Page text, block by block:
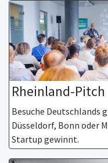
Rheinland-Pitch
Besuche Deutschlands
Düsseldorf, Bonn oder
Startup gewinnt.